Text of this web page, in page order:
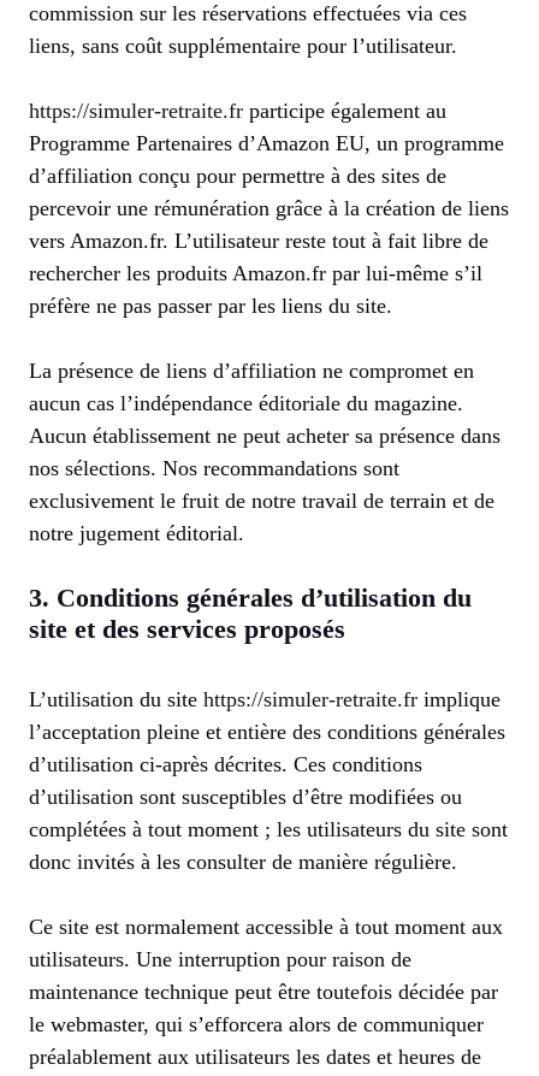
commission sur les réservations effectuées via ces
liens, sans coût supplémentaire pour l’utilisateur.
https://simuler-retraite.fr participe également au
Programme Partenaires d’Amazon EU, un programme
d’affiliation conçu pour permettre à des sites de
percevoir une rémunération grâce à la création de liens
vers Amazon.fr. L’utilisateur reste tout à fait libre de
rechercher les produits Amazon.fr par lui-même s’il
préfère ne pas passer par les liens du site.
La présence de liens d’affiliation ne compromet en
aucun cas l’indépendance éditoriale du magazine.
Aucun établissement ne peut acheter sa présence dans
nos sélections. Nos recommandations sont
exclusivement le fruit de notre travail de terrain et de
notre jugement éditorial.
3. Conditions générales d’utilisation du
site et des services proposés
L’utilisation du site https://simuler-retraite.fr implique
l’acceptation pleine et entière des conditions générales
d’utilisation ci-après décrites. Ces conditions
d’utilisation sont susceptibles d’être modifiées ou
complétées à tout moment ; les utilisateurs du site sont
donc invités à les consulter de manière régulière.
Ce site est normalement accessible à tout moment aux
utilisateurs. Une interruption pour raison de
maintenance technique peut être toutefois décidée par
le webmaster, qui s’efforcera alors de communiquer
préalablement aux utilisateurs les dates et heures de